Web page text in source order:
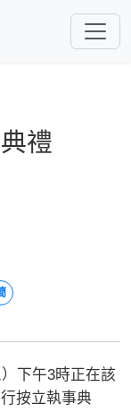
禮
下午3時正在該
按立執事典